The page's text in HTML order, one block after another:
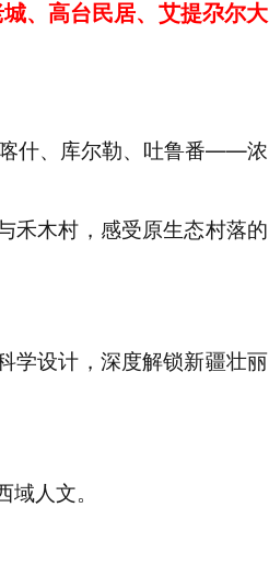
、高台民居、艾提尕尔大
喀什、库尔勒、吐鲁番——浓
禾木村，感受原生态村落的
学设计，深度解锁新疆壮丽
人文。